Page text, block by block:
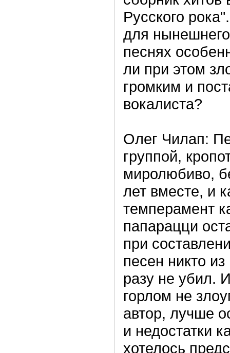
Русского
для
песнях
ли при этом
громким и
вокалиста?
Олег Чилап:
группой,
миролюбиво,
лет вместе, и
темперамент
папарацци
при
песен никто
разу не убил.
горлом не
автор, лучше
и недостатки
хотелось